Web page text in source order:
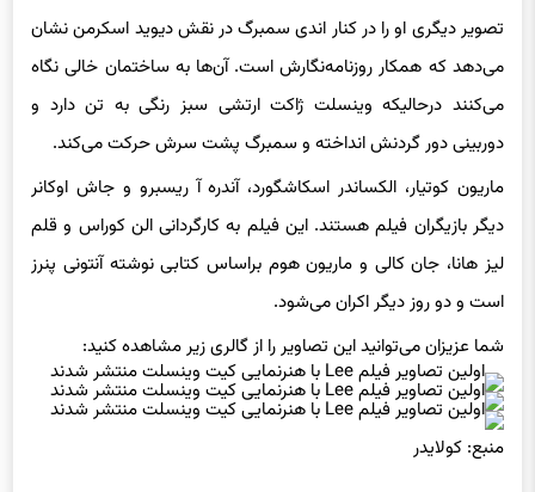
تصویر دیگری او را در کنار اندی سمبرگ در نقش دیوید اسکرمن نشان
می‌دهد که همکار روزنامه‌نگارش است. آن‌ها به ساختمان خالی نگاه
می‌کنند درحالیکه وینسلت ژاکت ارتشی سبز رنگی به تن دارد و
دوربینی دور گردنش انداخته و سمبرگ پشت سرش حرکت می‌کند.
ماریون کوتیار، الکساندر اسکاشگورد، آندره آ ریسبرو و جاش اوکانر
دیگر بازیگران فیلم هستند. این فیلم به کارگردانی الن کوراس و قلم
لیز هانا، جان کالی و ماریون هوم براساس کتابی نوشته آنتونی پنرز
است و دو روز دیگر اکران می‌شود.
شما عزیزان می‌توانید این تصاویر را از گالری زیر مشاهده کنید:
منبع: کولایدر